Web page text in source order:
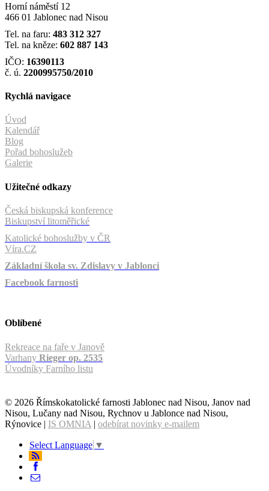
Horní náměstí 12
466 01 Jablonec nad Nisou
Tel. na faru: 483 312 327
Tel. na kněze: 602 887 143
IČO: 16390113
č. ú. 2200995750/2010
Rychlá navigace
Úvod
Kalendář
Blog
Pořad bohoslužeb
Galerie
Užitečné odkazy
Česká biskupská konference
Biskupství litoměřické
Katolické bohoslužby v ČR
Víra.CZ
Základní škola sv. Zdislavy v Jablonci
Facebook farnosti
Oblíbené
Rekreace na faře v Janově
Varhany Rieger op. 2535
Úvodníky Farního listu
© 2026 Římskokatolické farnosti Jablonec nad Nisou, Janov nad
Nisou, Lučany nad Nisou, Rychnov u Jablonce nad Nisou,
Rýnovice | IS OMNIA | odebírat novinky e-mailem
Select Language ▼